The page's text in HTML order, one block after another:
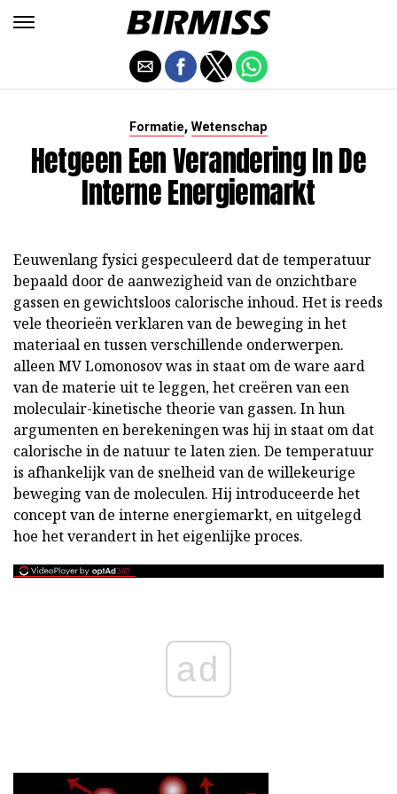
Formatie, Wetenschap
Hetgeen Een Verandering In De
Interne Energiemarkt
Eeuwenlang fysici gespeculeerd dat de temperatuur
bepaald door de aanwezigheid van de onzichtbare
gassen en gewichtsloos calorische inhoud. Het is reeds
vele theorieën verklaren van de beweging in het
materiaal en tussen verschillende onderwerpen.
alleen MV Lomonosov was in staat om de ware aard
van de materie uit te leggen, het creëren van een
moleculair-kinetische theorie van gassen. In hun
argumenten en berekeningen was hij in staat om dat
calorische in de natuur te laten zien. De temperatuur
is afhankelijk van de snelheid van de willekeurige
beweging van de moleculen. Hij introduceerde het
concept van de interne energiemarkt, en uitgelegd
hoe het verandert in het eigenlijke proces.
ad